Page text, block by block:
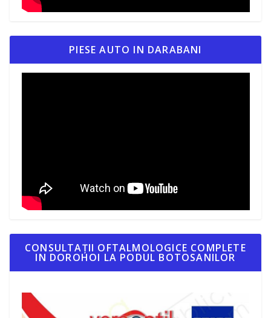
PIESE AUTO IN DARABANI
CONSULTAȚII OFTALMOLOGICE COMPLETE
IN DOROHOI LA PODUL BOTOSANILOR